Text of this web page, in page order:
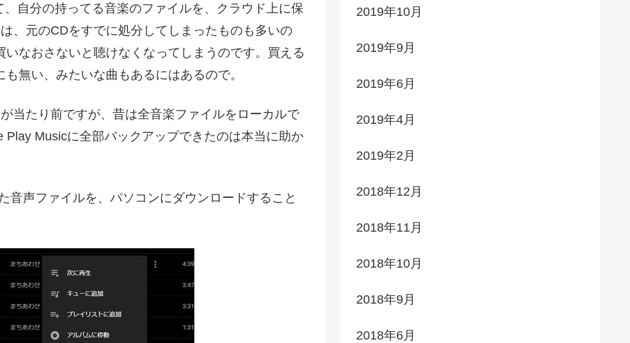
自分の持ってる音楽のファイルを、クラウド上に保
、元のCDをすでに処分してしまったものも多いの
なおさないと聴けなくなってしまうのです。買える
無い、みたいな曲もあるにはあるので。
当たり前ですが、昔は全音楽ファイルをローカルで
Musicに全部バックアップできたのは本当に助か
音声ファイルを、パソコンにダウンロードすること
2019年10月
2019年9月
2019年6月
2019年4月
2019年2月
2018年12月
2018年11月
2018年10月
2018年9月
2018年6月